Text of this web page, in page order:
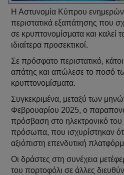
Η Αστυνομία Κύπρου
περιστατικά εξαπάτησης που
σε κρυπτονομίσματα και καλεί
ιδιαίτερα προσεκτικοί.
Σε πρόσφατο περιστατικό,
απάτης και απώλεσε το ποσό
κρυπτονομίσματα.
Συγκεκριμένα, μεταξύ των
Φεβρουαρίου 2025, ο
πρόσβαση στο ηλεκτρονικό
πρόσωπα, που ισχυρίστηκαν
αξιόπιστη επενδυτική
Οι δράστες στη συνέχεια
του πορτοφόλι σε άλλες